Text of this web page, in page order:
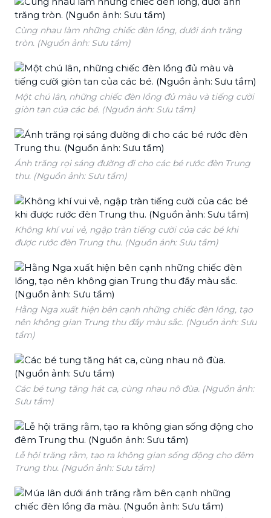
Cùng nhau làm những chiếc đèn lồng, dưới ánh trăng
tròn. (Nguồn ảnh: Sưu tầm)
Một chú lân, những chiếc đèn lồng đủ màu và tiếng cười
giòn tan của các bé. (Nguồn ảnh: Sưu tầm)
Ánh trăng rọi sáng đường đi cho các bé rước đèn Trung
thu. (Nguồn ảnh: Sưu tầm)
Không khí vui vẻ, ngập tràn tiếng cười của các bé khi
được rước đèn Trung thu. (Nguồn ảnh: Sưu tầm)
Hằng Nga xuất hiện bên cạnh những chiếc đèn lồng, tạo
nên không gian Trung thu đầy màu sắc. (Nguồn ảnh: Sưu
tầm)
Các bé tung tăng hát ca, cùng nhau nô đùa. (Nguồn ảnh:
Sưu tầm)
Lễ hội trăng rằm, tạo ra không gian sống động cho đêm
Trung thu. (Nguồn ảnh: Sưu tầm)